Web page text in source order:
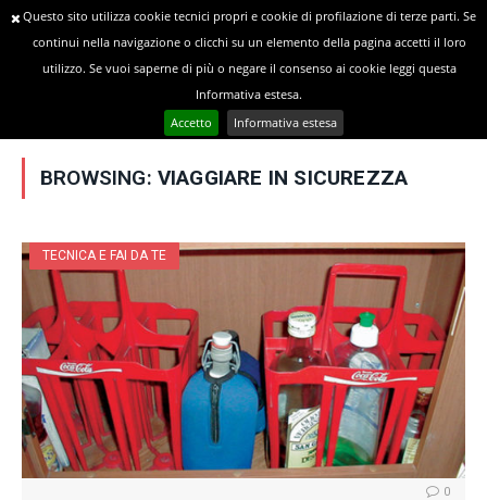
Posts Tagged "Viaggiare in sicurezza"
BROWSING: VIAGGIARE IN SICUREZZA
TECNICA E FAI DA TE
0
Questo sito utilizza cookie tecnici propri e cookie di profilazione di terze parti. Se
continui nella navigazione o clicchi su un elemento della pagina accetti il loro
utilizzo. Se vuoi saperne di più o negare il consenso ai cookie leggi questa
Informativa estesa.
Accetto
Informativa estesa